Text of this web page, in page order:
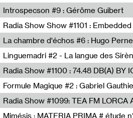
Radio Grenouille
Introspecson #9 : Gérôme Guibert
Pierre Henry,Gérôme Guibert
Jimmy Peggie,radioart106
La chambre d'échos #6 : Hugo
Revue Les Chambres,Hugo Pernet
Linguemadri #2 - La langue des
Meris Angioletti
radio x
Formule Magique #2 : Gabriel
Nathalie Lacroix,Gabriel Gauthier
TEAFM